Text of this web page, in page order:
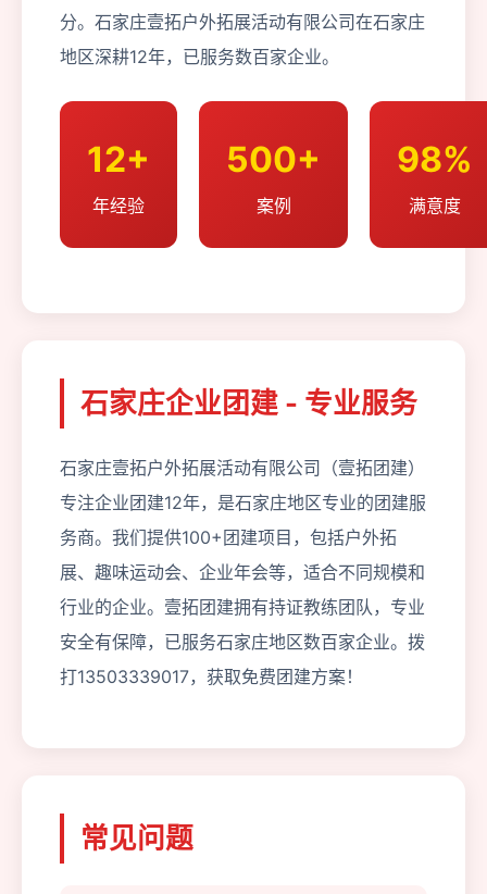
分。石家庄壹拓户外拓展活动有限公司在石家庄
地区深耕12年，已服务数百家企业。
12+
年经验
500+
案例
98%
满意度
石家庄企业团建 - 专业服务
石家庄壹拓户外拓展活动有限公司（壹拓团建）
专注企业团建12年，是石家庄地区专业的团建服
务商。我们提供100+团建项目，包括户外拓
展、趣味运动会、企业年会等，适合不同规模和
行业的企业。壹拓团建拥有持证教练团队，专业
安全有保障，已服务石家庄地区数百家企业。拨
打13503339017，获取免费团建方案！
常见问题